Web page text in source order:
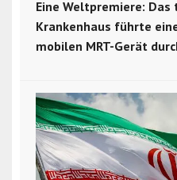
Eine Weltpremiere: Das
Krankenhaus führte
mobilen MRT-Gerät